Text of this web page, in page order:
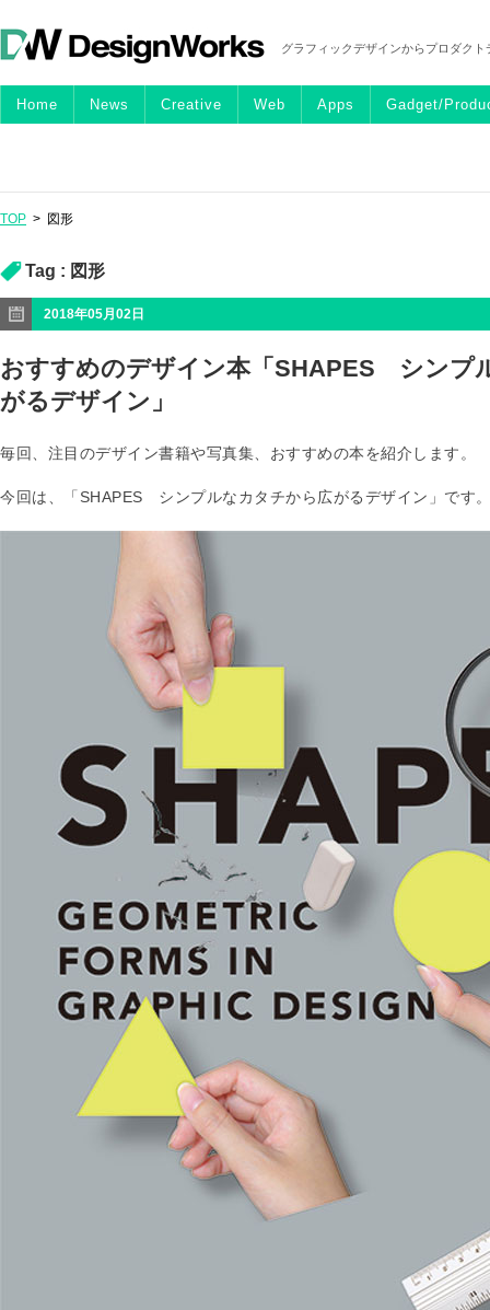
グラフィックデザインからプロダク
Home News Creative Web Apps Gadget/
TOP > 図形
Tag : 図形
2018年05月02日
おすすめのデザイン本「SHAPES シンプ
がるデザイン」
毎回、注目のデザイン書籍や写真集、おすすめの本を紹介します。
今回は、「SHAPES シンプルなカタチから広がるデザイン」です